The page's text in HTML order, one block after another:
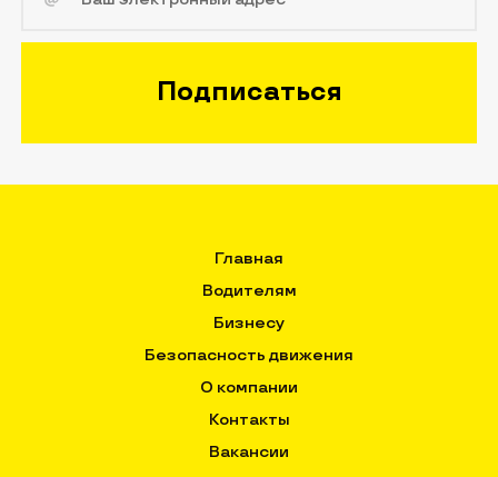
Главная
Водителям
Бизнесу
Безопасность движения
О компании
Контакты
Вакансии